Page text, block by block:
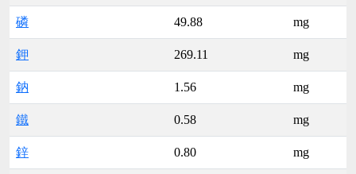
磷 49.88 mg
鉀 269.11 mg
鈉 1.56 mg
鐵 0.58 mg
鋅 0.80 mg